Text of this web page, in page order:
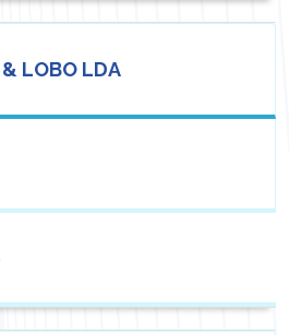
& LOBO LDA